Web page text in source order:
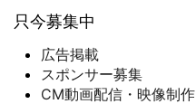
只今募集中
広告掲載
スポンサー募集
CM動画配信・映像制作